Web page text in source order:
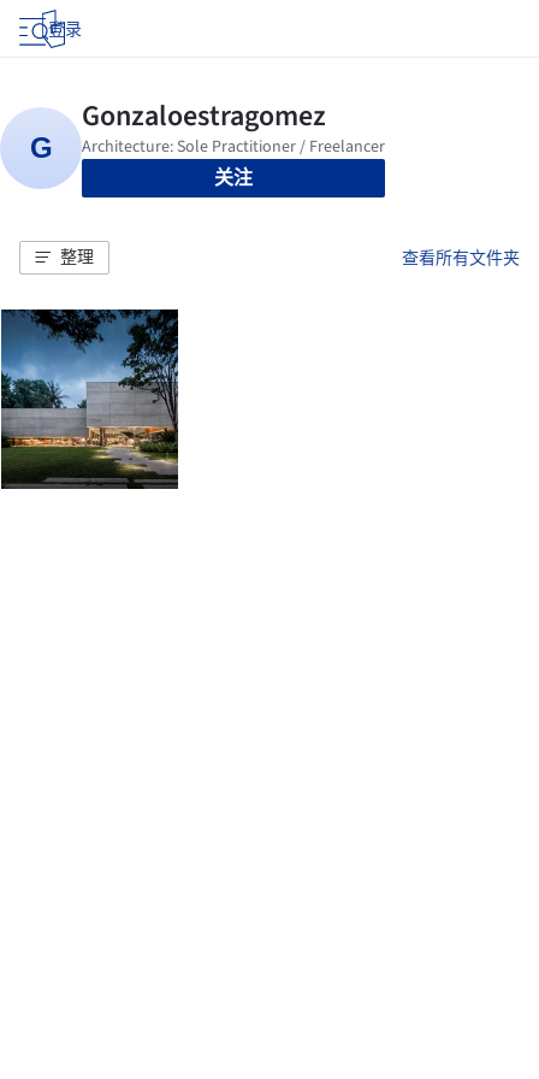
登录
关注
整理 查看所有文件夹